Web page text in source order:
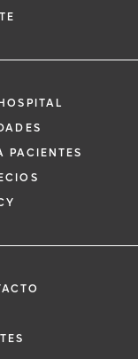
médica, llame
crea una
Al completarlo,
en contacto
correo
PACIENTES